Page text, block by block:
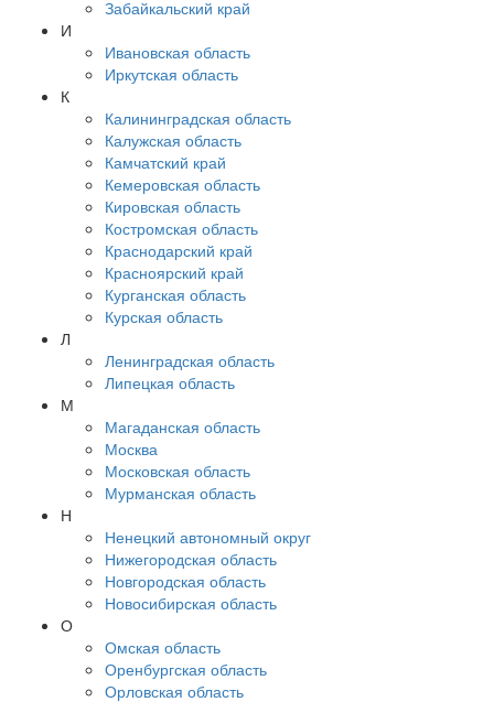
Забайкальский край
И
Ивановская область
Иркутская область
К
Калининградская область
Калужская область
Камчатский край
Кемеровская область
Кировская область
Костромская область
Краснодарский край
Красноярский край
Курганская область
Курская область
Л
Ленинградская область
Липецкая область
М
Магаданская область
Москва
Московская область
Мурманская область
Н
Ненецкий автономный округ
Нижегородская область
Новгородская область
Новосибирская область
О
Омская область
Оренбургская область
Орловская область